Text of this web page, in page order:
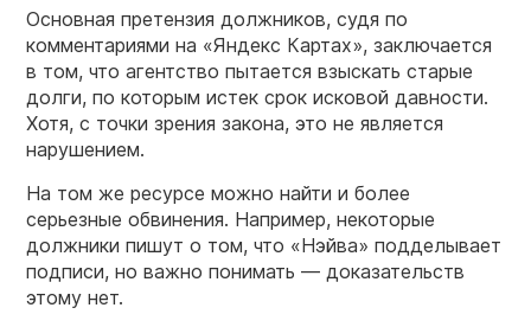
Основная претензия должников, судя по
комментариями на «Яндекс Картах», заключается
в том, что агентство пытается взыскать старые
долги, по которым истек срок исковой давности.
Хотя, с точки зрения закона, это не является
нарушением.
На том же ресурсе можно найти и более
серьезные обвинения. Например, некоторые
должники пишут о том, что «Нэйва» подделывает
подписи, но важно понимать — доказательств
этому нет.